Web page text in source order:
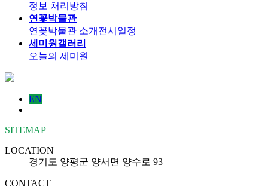
정보 처리방침
연꽃박물관
연꽃박물관 소개 전시일정
세미원갤러리
오늘의 세미원
EN
SITEMAP
LOCATION
경기도 양평군 양서면 양수로 93
CONTACT